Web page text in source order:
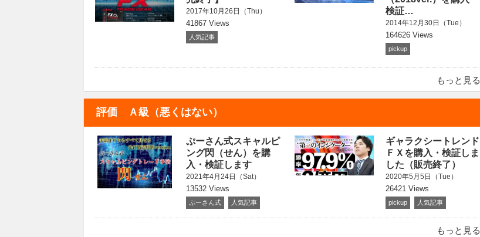
2017年10月26日（Thu）
41867 Views
人気記事
検証…
2014年12月30日（Tue）
164626 Views
pickup
もっと見る
評価 Ａ級（悪くはない）
ぷーさん式スキャルピ
ング閃（せん）を購
入・検証します
2021年4月24日（Sat）
13532 Views
ぷーさん式 人気記事
ギャラクシートレンド
ＦＸを購入・検証しま
した（販売終了）
2020年5月5日（Tue）
26421 Views
pickup 人気記事
もっと見る